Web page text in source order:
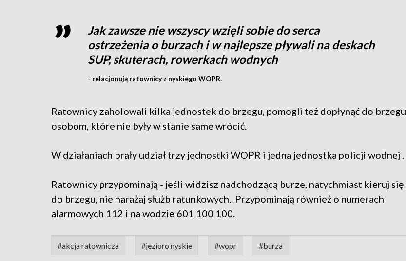
Jak zawsze nie wszyscy wzięli sobie do serca
ostrzeżenia o burzach i w najlepsze pływali na deskach
SUP, skuterach, rowerkach wodnych
- relacjonują ratownicy z nyskiego WOPR.
Ratownicy zaholowali kilka jednostek do brzegu, pomogli też dopłynąć do brzegu
osobom, które nie były w stanie same wrócić.
W działaniach brały udział trzy jednostki WOPR i jedna jednostka policji wodnej .
Ratownicy przypominają - jeśli widzisz nadchodzącą burze, natychmiast kieruj się
do brzegu, nie narażaj służb ratunkowych.. Przypominają również o numerach
alarmowych 112 i na wodzie 601 100 100.
#akcja ratownicza #jezioro nyskie #wopr #burza